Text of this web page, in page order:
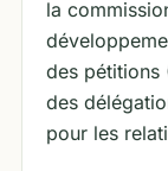
la
des pétitions
des
pour les